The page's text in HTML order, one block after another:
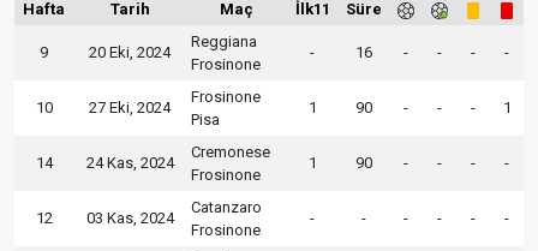
Hafta Tarih Maç İlk11 Süre
9 20 Eki, 2024
Reggiana
Frosinone
- 16 - - - -
10 27 Eki, 2024
Frosinone
Pisa
1 90 - - - 1
14 24 Kas, 2024
Cremonese
Frosinone
1 90 - - - -
12 03 Kas, 2024
Catanzaro
Frosinone
- - - - - -